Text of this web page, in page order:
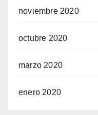
noviembre 2020
octubre 2020
marzo 2020
enero 2020